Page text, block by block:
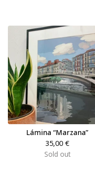
Lámina “Marzana”
35,00 €
Sold out